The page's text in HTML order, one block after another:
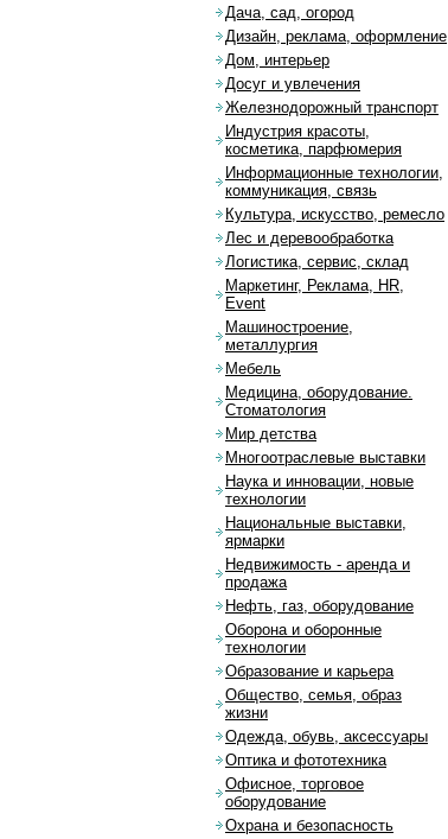
Дача, сад, огород
Дизайн, реклама, оформление
Дом, интерьер
Досуг и увлечения
Железнодорожный транспорт
Индустрия красоты,
косметика, парфюмерия
Информационные технологии,
коммуникация, связь
Культура, искусство, ремесло
Лес и деревообработка
Логистика, сервис, склад
Маркетинг, Реклама, HR,
Event
Машиностроение,
металлургия
Мебель
Медицина, оборудование.
Стоматология
Мир детства
Многоотраслевые выставки
Наука и инновации, новые
технологии
Национальные выставки,
ярмарки
Недвижимость - аренда и
продажа
Нефть, газ, оборудование
Оборона и оборонные
технологии
Образование и карьера
Общество, семья, образ
жизни
Одежда, обувь, аксессуары
Оптика и фототехника
Офисное, торговое
оборудование
Охрана и безопасность